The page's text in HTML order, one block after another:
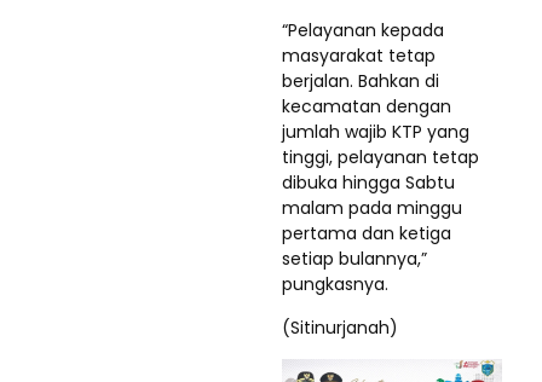
“Pelayanan kepada
masyarakat tetap
berjalan. Bahkan di
kecamatan dengan
jumlah wajib KTP yang
tinggi, pelayanan tetap
dibuka hingga Sabtu
malam pada minggu
pertama dan ketiga
setiap bulannya,”
pungkasnya.
(Sitinurjanah)